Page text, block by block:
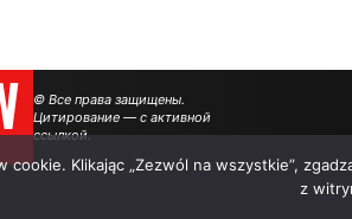
© Все права защищены.
Цитирование — с активной
ссылкой.
cookie. Klikając „Zezwól na wszystkie”,
z